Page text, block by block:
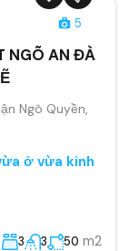
5
NGÕ AN ĐÀ
Ngô Quyền,
ở vừa kinh
3 3 50 m2